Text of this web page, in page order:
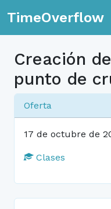
TimeOverflow
Creación
punto de
Oferta
17 de octubre de
Clases